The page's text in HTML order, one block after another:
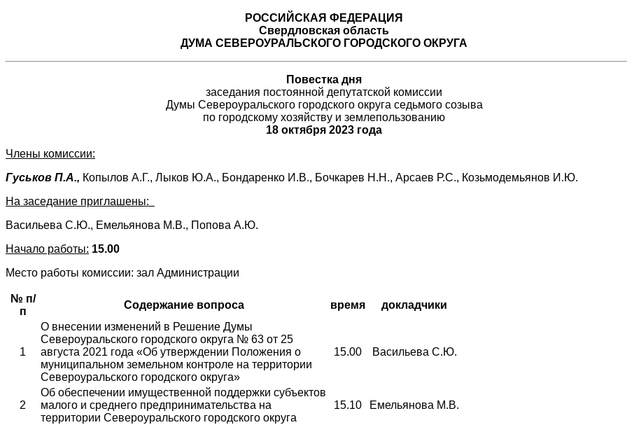
РОССИЙСКАЯ ФЕДЕРАЦИЯ
Свердловская область
ДУМА СЕВЕРОУРАЛЬСКОГО ГОРОДСКОГО ОКРУГА
Повестка дня
заседания постоянной депутатской комиссии
Думы Североуральского городского округа седьмого созыва
по городскому хозяйству и землепользованию
18 октября 2023 года
Члены комиссии:
Гуськов П.А., Копылов А.Г., Лыков Ю.А., Бондаренко И.В., Бочкарев Н.Н., Арсаев Р.С., Козьмодемьянов И.Ю.
На заседание приглашены:
Васильева С.Ю., Емельянова М.В., Попова А.Ю.
Начало работы: 15.00
Место работы комиссии: зал Администрации
№ п/
п
Содержание вопроса время докладчики
1
О внесении изменений в Решение Думы
Североуральского городского округа № 63 от 25
августа 2021 года «Об утверждении Положения о
муниципальном земельном контроле на территории
Североуральского городского округа»
15.00 Васильева С.Ю.
2
Об обеспечении имущественной поддержки субъектов
малого и среднего предпринимательства на
территории Североуральского городского округа
15.10 Емельянова М.В.